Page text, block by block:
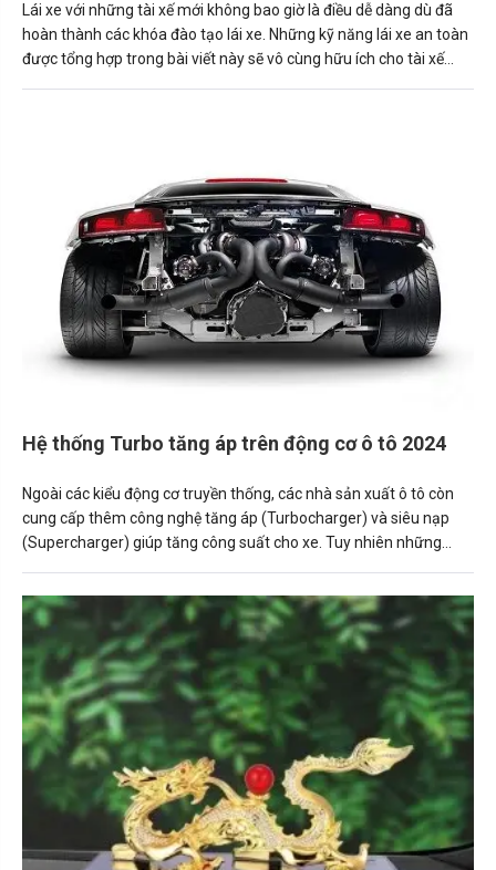
Lái xe với những tài xế mới không bao giờ là điều dễ dàng dù đã
hoàn thành các khóa đào tạo lái xe. Những kỹ năng lái xe an toàn
được tổng hợp trong bài viết này sẽ vô cùng hữu ích cho tài xế
Hệ thống Turbo tăng áp trên động cơ ô tô 2024
Ngoài các kiểu động cơ truyền thống, các nhà sản xuất ô tô còn
cung cấp thêm công nghệ tăng áp (Turbocharger) và siêu nạp
(Supercharger) giúp tăng công suất cho xe. Tuy nhiên những
chúng.